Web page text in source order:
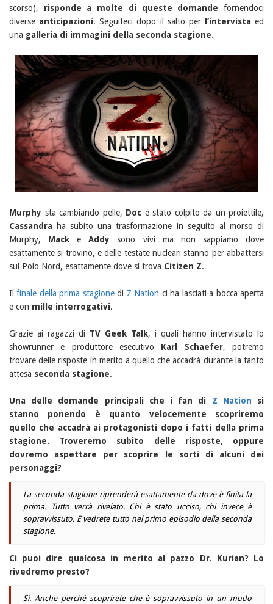
scorso), risponde a molte di queste domande fornendoci
diverse anticipazioni. Seguiteci dopo il salto per l’intervistaed
una galleria di immagini della seconda stagione.
Murphy sta cambiando pelle, Doc è stato colpito da un proiettile,
Cassandra ha subito una trasformazione in seguito al morso di
Murphy, Mack eAddy sono vivi ma non sappiamo dove
esattamente si trovino, e delle testate nucleari stanno per abbattersi
sul Polo Nord, esattamente dove si trova Citizen Z.
Ilfinale della prima stagionedi Z Nation ci ha lasciati a bocca aperta
e con mille interrogativi.
Grazie ai ragazzi di TV Geek Talk, i quali hanno intervistato lo
showrunner e produttore esecutivo Karl Schaefer, potremo
trovare delle risposte in merito a quello che accadrà durante la tanto
attesa seconda stagione.
Una delle domande principali che i fan di Z Nation si
stanno ponendo è quanto velocemente scopriremo
quello che accadrà ai protagonisti dopo i fatti della prima
stagione. Troveremo subito delle risposte, oppure
dovremo aspettare per scoprire le sorti di alcuni dei
personaggi?
La seconda stagione riprenderà esattamente da dove è finita la
prima. Tutto verrà rivelato. Chi è stato ucciso, chi invece è
sopravvissuto. E vedrete tutto nel primo episodio della seconda
stagione.
Ci puoi dire qualcosa in merito al pazzo Dr. Kurian? Lo
rivedremo presto?
Si. Anche perché scoprirete che è sopravvissuto in un modo